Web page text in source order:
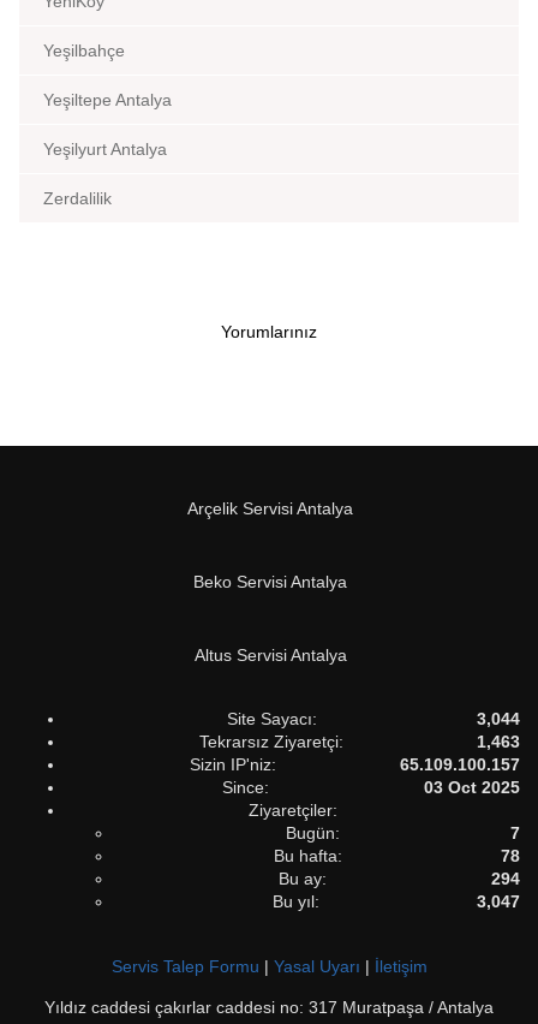
Yeşilbahçe
Yeşiltepe Antalya
Yeşilyurt Antalya
Zerdalilik
Yorumlarınız
Arçelik Servisi Antalya
Beko Servisi Antalya
Altus Servisi Antalya
Site Sayacı:
3,044
Tekrarsız Ziyaretçi:
1,463
Sizin IP'niz:
65.109.100.157
Since:
03 Oct 2025
Ziyaretçiler:
Bugün:
7
Bu hafta:
78
Bu ay:
294
Bu yıl:
3,047
Servis Talep Formu | Yasal Uyarı | İletişim
Yıldız caddesi çakırlar caddesi no: 317 Muratpaşa / Antalya